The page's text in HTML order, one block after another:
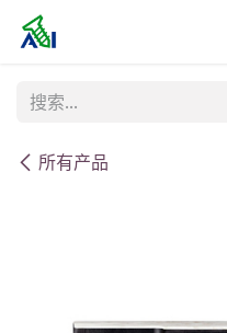
跳至内容
所有产品